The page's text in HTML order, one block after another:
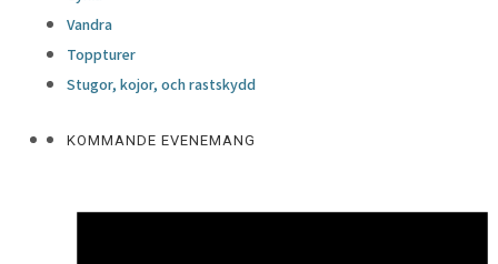
Vandra
Toppturer
Stugor, kojor, och rastskydd
KOMMANDE EVENEMANG